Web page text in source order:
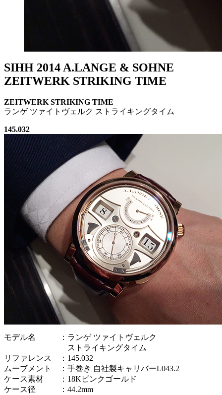
SIHH 2014 A.LANGE & SOHNE
ZEITWERK STRIKING TIME
ZEITWERK STRIKING TIME
ランゲ ツァイトヴェルク ストライキングタイム
145.032
モデル名 ：ランゲ ツァイトヴェルク
ストライキングタイム
リファレンス ：145.032
ムーブメント ：手巻き 自社製キャリバーL043.2
ケース素材 ：18Kピンクゴールド
ケース径 ：44.2mm